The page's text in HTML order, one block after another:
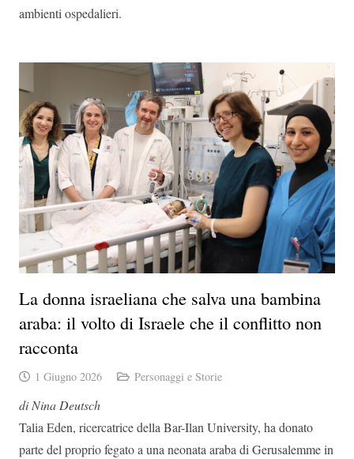
ambienti ospedalieri.
La donna israeliana che salva una bambina
araba: il volto di Israele che il conflitto non
racconta
1 Giugno 2026 Personaggi e Storie
di Nina Deutsch
Talia Eden, ricercatrice della Bar-Ilan University, ha donato
parte del proprio fegato a una neonata araba di Gerusalemme in